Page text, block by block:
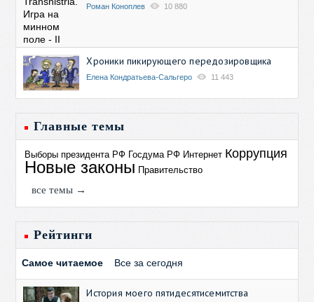
Роман Коноплев 10 880
Хроники пикирующего передозировщика
Елена Кондратьева-Сальгеро 11 443
Главные темы
Выборы президента РФ Госдума РФ Интернет Коррупция
Новые законы Правительство
все темы →
Рейтинги
Самое читаемое Все за сегодня
История моего пятидесятисемитства